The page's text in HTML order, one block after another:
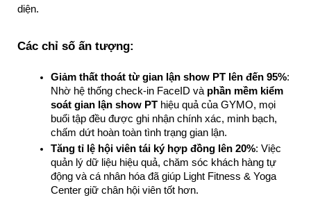
diện.
Các chỉ số ấn tượng:
Giảm thất thoát từ gian lận show PT lên đến 95%:
Nhờ hệ thống check-in FaceID và phần mềm kiểm
soát gian lận show PT hiệu quả của GYMO, mọi
buổi tập đều được ghi nhận chính xác, minh bạch,
chấm dứt hoàn toàn tình trạng gian lận.
Tăng tỉ lệ hội viên tái ký hợp đồng lên 20%: Việc
quản lý dữ liệu hiệu quả, chăm sóc khách hàng tự
động và cá nhân hóa đã giúp Light Fitness & Yoga
Center giữ chân hội viên tốt hơn.